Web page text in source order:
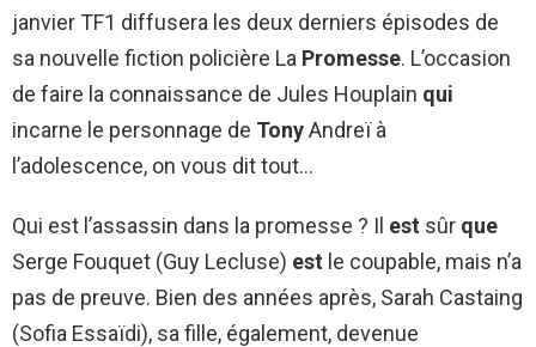
janvier TF1 diffusera les deux derniers épisodes de
sa nouvelle fiction policière La Promesse. L’occasion
de faire la connaissance de Jules Houplain qui
incarne le personnage de TonyAndreï à
l’adolescence, on vous dit tout…
Qui est l’assassin dans la promesse ? Il est sûr que
Serge Fouquet (Guy Lecluse) est le coupable, mais n’a
pas de preuve. Bien des années après, Sarah Castaing
(Sofia Essaïdi), sa fille, également, devenue